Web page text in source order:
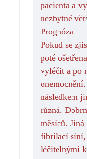
pacienta a
nezbytné
Prognóza
Pokud se
poté
vyléčit a po
následkem
různá.
měsíců.
fibrilací síní,
léčitelnými